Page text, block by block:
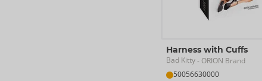
Harness with Cuffs
Bad Kitty- ORION Brand
50056630000